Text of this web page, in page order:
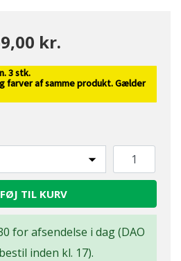
kr.
3 stk.
farver af samme produkt. Gælder
TIL KURV
for afsendelse i dag (DAO
inden kl. 17).